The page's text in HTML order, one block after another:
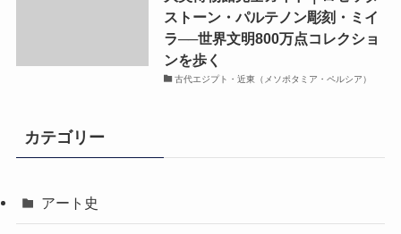
ストーン・パルテノン彫刻・ミイ
ラ──世界文明800万点コレクショ
ンを歩く
古代エジプト・近東（メソポタミア・ペルシア）
カテゴリー
アート史